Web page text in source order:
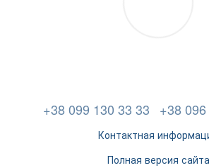
+38 099 130 33 33 +38
Контактная
Полная версия сайта